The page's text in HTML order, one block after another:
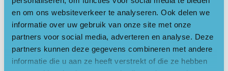
en om ons websiteverkeer te analyseren. Ook delen we
informatie over uw gebruik van onze site met onze
partners voor social media, adverteren en analyse. Deze
partners kunnen deze gegevens combineren met andere
informatie die u aan ze heeft verstrekt of die ze hebben
activiteit is gratis, graag opgeven door het sturen van een
mailtje naar jeugdeducatie@dorpennatuur.nl.
Voor nadere informatie, zie www.dorpennatuur.nl.
Locatie openen in Google Maps